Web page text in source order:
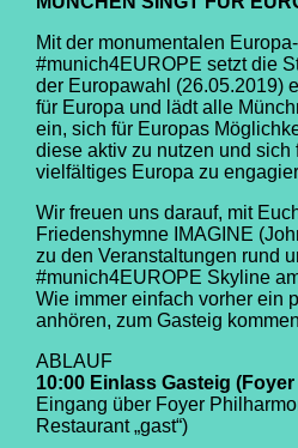
Mit der monumentalen
#munich4EUROPE setzt die
der Europawahl (26.05.2019)
für Europa und lädt alle
ein, sich für Europas
diese aktiv zu nutzen und sich
vielfältiges Europa zu
Wir freuen uns darauf, mit
Friedenshymne IMAGINE
zu den Veranstaltungen rund
#munich4EUROPE Skyline
Wie immer einfach vorher ein
anhören, zum Gasteig
ABLAUF
10:00 Einlass Gasteig (Foyer
Eingang über Foyer
Restaurant „gast“)